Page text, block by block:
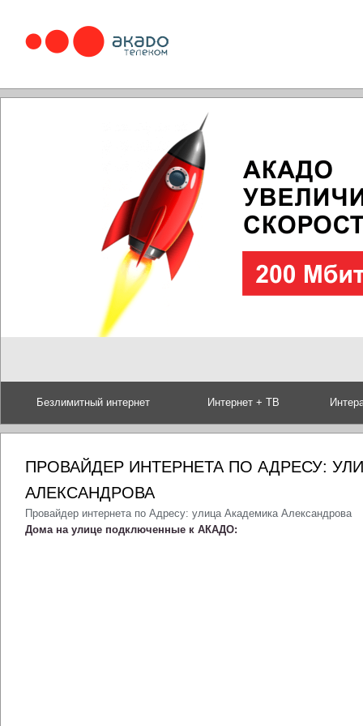
Безлимитный интернет Интернет + ТВ
ПРОВАЙДЕР ИНТЕРНЕТА ПО АДРЕСУ:
АЛЕКСАНДРОВА
Провайдер интернета по Адресу: улица Академика Александрова
Дома на улице подключенные к АКАДО: